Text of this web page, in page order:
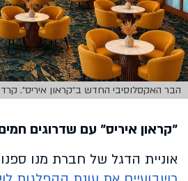
הבר האקסלוסיבי החדש ב״קראון איריס״.
״קראון איריס״ עם שדרוגים חמים
אוניית הדגל של חברת מנו